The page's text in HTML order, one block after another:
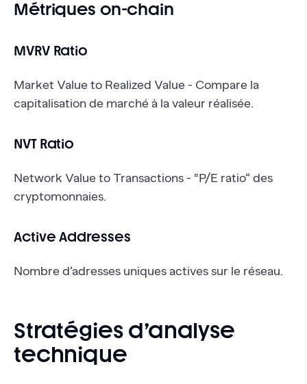
Métriques on-chain
MVRV Ratio
Market Value to Realized Value - Compare la
capitalisation de marché à la valeur réalisée.
NVT Ratio
Network Value to Transactions - “P/E ratio” des
cryptomonnaies.
Active Addresses
Nombre d’adresses uniques actives sur le réseau.
Stratégies d’analyse
technique